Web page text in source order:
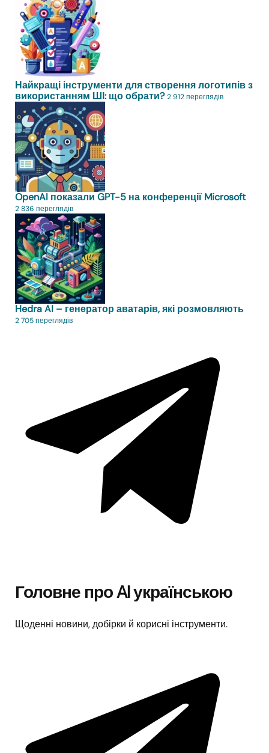
Найкращі інструменти для створення логотипів з
використанням ШІ: що обрати? 2 912 переглядів
OpenAI показали GPT-5 на конференції Microsoft
2 836 переглядів
Hedra AI – генератор аватарів, які розмовляють
2 705 переглядів
Головне про AI українською
Щоденні новини, добірки й корисні інструменти.